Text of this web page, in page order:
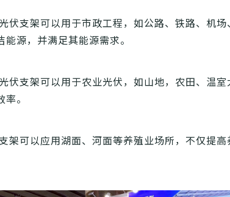
伏支架可以用于市政工程，如公路、铁路、机
源，并满足其能源需求。
伏支架可以用于农业光伏，如山地，农田、温
。
架可以应用湖面、河面等养殖业场所，不仅提